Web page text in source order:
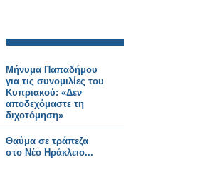
Μήνυμα Παπαδήμου
για τις συνομιλίες του
Κυπριακού: «Δεν
αποδεχόμαστε τη
διχοτόμηση»
Θαύμα σε τράπεζα
στο Νέο Ηράκλειο...